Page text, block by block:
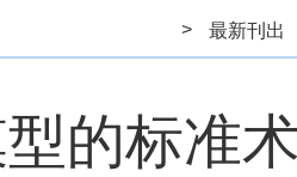
> 最新刊出
的标准